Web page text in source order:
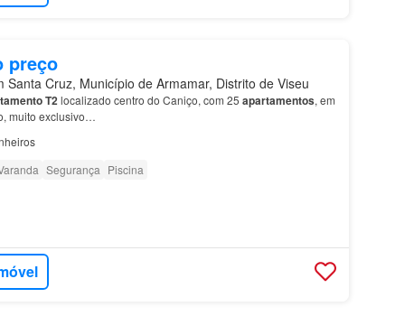
preço
Santa Cruz, Município de Armamar, Distrito de Viseu
T2localizado centro do Caniço, com 25 apartamentos, em
muito exclusivo…
Segurança Piscina